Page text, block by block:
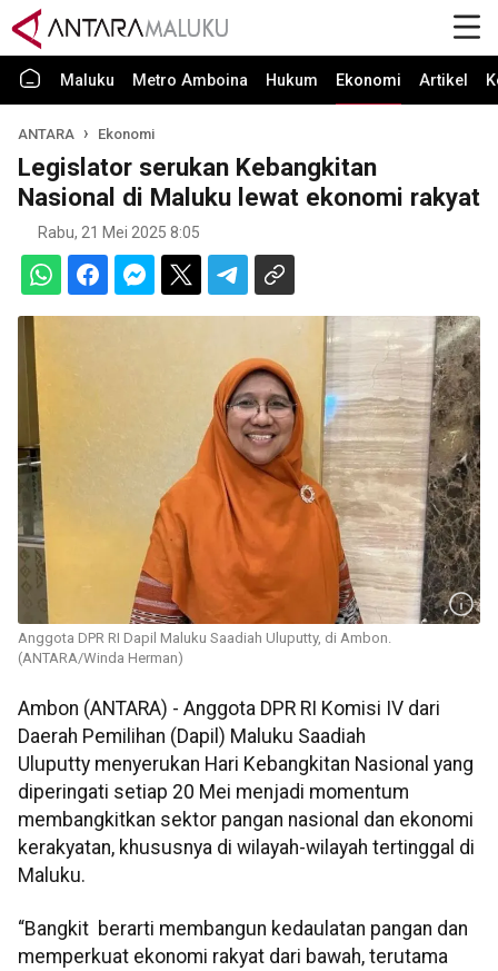
Maluku Metro Amboina Hukum Ekonomi Artikel
ANTARA Ekonomi
Legislator serukan Kebangkitan
Nasional di Maluku lewat ekonomi rakyat
Rabu, 21 Mei 2025 8:05
Anggota DPR RI Dapil Maluku Saadiah Uluputty, di Ambon.
(ANTARA/Winda Herman)
Ambon (ANTARA) - Anggota DPR RI Komisi IV dari
Daerah Pemilihan (Dapil) Maluku Saadiah
Uluputty menyerukan Hari Kebangkitan Nasional yang
diperingati setiap 20 Mei menjadi momentum
membangkitkan sektor pangan nasional dan ekonomi
kerakyatan, khususnya di wilayah-wilayah tertinggal di
Maluku.
“Bangkit berarti membangun kedaulatan pangan dan
memperkuat ekonomi rakyat dari bawah, terutama